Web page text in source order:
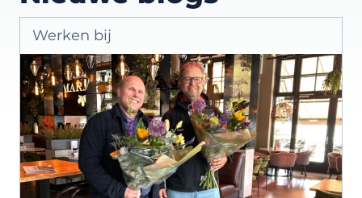
Werken bij